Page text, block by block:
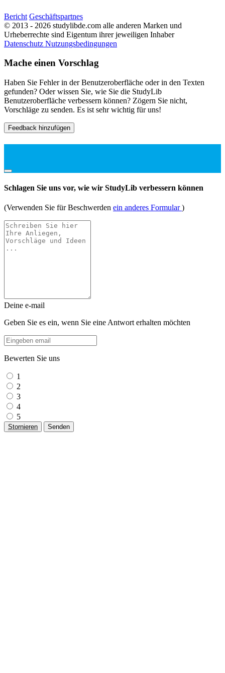
Bericht Geschäftspartnes
© 2013 - 2026 studylibde.com alle anderen Marken und
Urheberrechte sind Eigentum ihrer jeweiligen Inhaber
Datenschutz Nutzungsbedingungen
Mache einen Vorschlag
Haben Sie Fehler in der Benutzeroberfläche oder in den Texten
gefunden? Oder wissen Sie, wie Sie die StudyLib
Benutzeroberfläche verbessern können? Zögern Sie nicht,
Vorschläge zu senden. Es ist sehr wichtig für uns!
Feedback hinzufügen
Schlagen Sie uns vor, wie wir StudyLib verbessern können
(Verwenden Sie für Beschwerden ein anderes Formular)
Deine e-mail
Geben Sie es ein, wenn Sie eine Antwort erhalten möchten
Bewerten Sie uns
1
2
3
4
5
Stornieren Senden